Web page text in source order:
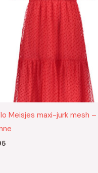
Meisjes maxi-jurk mesh –